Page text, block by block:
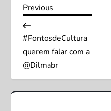
N
a
v
e
Previous
Post
Previous
#PontosdeCultura
querem falar com a
@Dilmabr